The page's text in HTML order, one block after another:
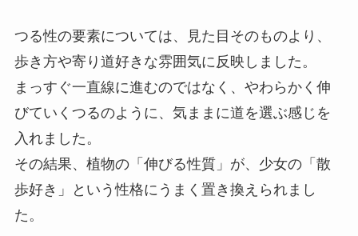
つる性の要素については、見た目そのものより、
歩き方や寄り道好きな雰囲気に反映しました。
まっすぐ一直線に進むのではなく、やわらかく伸
びていくつるのように、気ままに道を選ぶ感じを
入れました。
その結果、植物の「伸びる性質」が、少女の「散
歩好き」という性格にうまく置き換えられまし
た。